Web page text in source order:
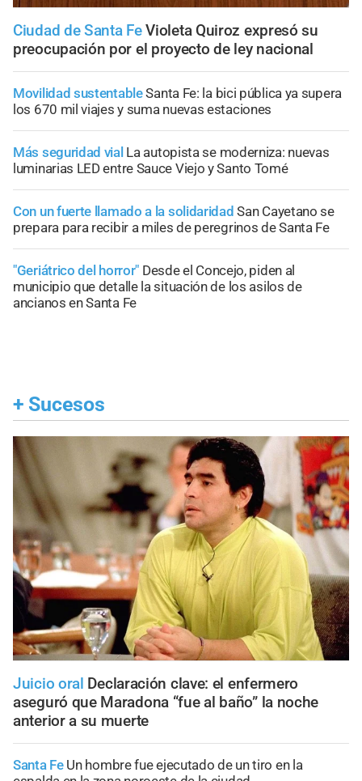
Ciudad de Santa Fe Violeta Quiroz expresó su
preocupación por el proyecto de ley nacional
Movilidad sustentableSanta Fe: la bici pública ya supera
los 670 mil viajes y suma nuevas estaciones
Más seguridad vial La autopista se moderniza: nuevas
luminarias LED entre Sauce Viejo y Santo Tomé
Con un fuerte llamado a la solidaridad San Cayetano se
prepara para recibir a miles de peregrinos de Santa Fe
"Geriátrico del horror" Desde el Concejo, piden al
municipio que detalle la situación de los asilos de
ancianos en Santa Fe
+ Sucesos
Juicio oral Declaración clave: el enfermero
aseguró que Maradona “fue al baño” la noche
anterior a su muerte
Santa Fe Un hombre fue ejecutado de un tiro en la